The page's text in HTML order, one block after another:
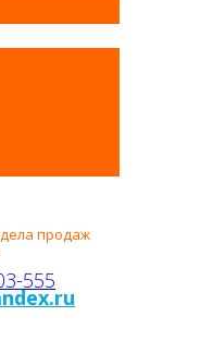
продаж
555